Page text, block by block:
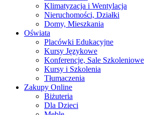
Klimatyzacja i Wentylacja
Nieruchomości, Działki
Domy, Mieszkania
Oświata
Placówki Edukacyjne
Kursy Językowe
Konferencje, Sale Szkoleniowe
Kursy i Szkolenia
Tłumaczenia
Zakupy Online
Biżuteria
Dla Dzieci